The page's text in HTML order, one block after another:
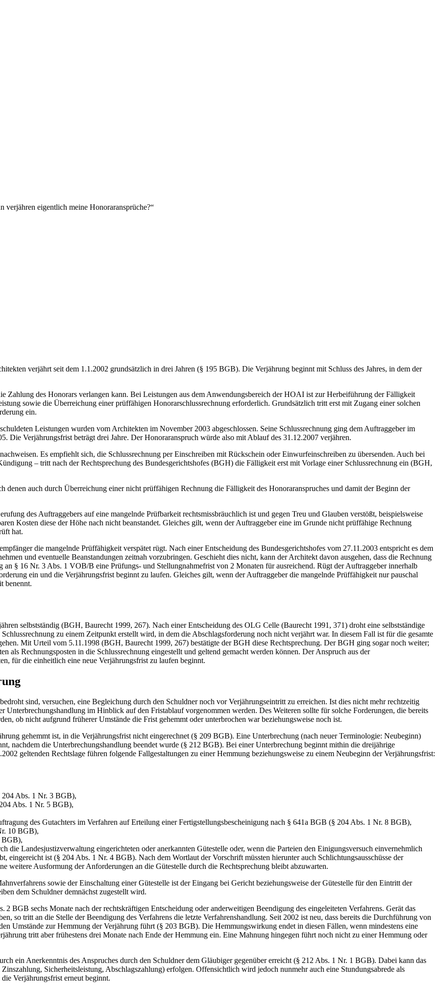
eigentlich meine Honoraransprüche?“
verjährt seit dem 1.1.2002 grundsätzlich in drei Jahren (§ 195 BGB). Die Verjährung beginnt mit Schluss des Jahres, in dem der
Zahlung des Honorars verlangen kann. Bei Leistungen aus dem Anwendungsbereich der HOAI ist zur Herbeiführung der Fälligkeit
sowie die Überreichung einer prüffähigen Honorarschlussrechnung erforderlich. Grundsätzlich tritt erst mit Zugang einer solchen
ein.
Leistungen wurden vom Architekten im November 2003 abgeschlossen. Seine Schlussrechnung ging dem Auftraggeber im
Die Verjährungsfrist beträgt drei Jahre. Der Honoraranspruch würde also mit Ablauf des 31.12.2007 verjähren.
Es empfiehlt sich, die Schlussrechnung per Einschreiben mit Rückschein oder Einwurfeinschreiben zu übersenden. Auch bei
– tritt nach der Rechtsprechung des Bundesgerichtshofes (BGH) die Fälligkeit erst mit Vorlage einer Schlussrechnung ein (BGH,
denen auch durch Überreichung einer nicht prüffähigen Rechnung die Fälligkeit des Honoraranspruches und damit der Beginn der
des Auftraggebers auf eine mangelnde Prüfbarkeit rechtsmissbräuchlich ist und gegen Treu und Glauben verstößt, beispielsweise
Kosten diese der Höhe nach nicht beanstandet. Gleiches gilt, wenn der Auftraggeber eine im Grunde nicht prüffähige Rechnung
hat.
die mangelnde Prüffähigkeit verspätet rügt. Nach einer Entscheidung des Bundesgerichtshofes vom 27.11.2003 entspricht es dem
und eventuelle Beanstandungen zeitnah vorzubringen. Geschieht dies nicht, kann der Architekt davon ausgehen, dass die Rechnung
§ 16 Nr. 3 Abs. 1 VOB/B eine Prüfungs- und Stellungnahmefrist von 2 Monaten für ausreichend. Rügt der Auftraggeber innerhalb
ein und die Verjährungsfrist beginnt zu laufen. Gleiches gilt, wenn der Auftraggeber die mangelnde Prüffähigkeit nur pauschal
benennt.
selbstständig (BGH, Baurecht 1999, 267). Nach einer Entscheidung des OLG Celle (Baurecht 1991, 371) droht eine selbstständige
zu einem Zeitpunkt erstellt wird, in dem die Abschlagsforderung noch nicht verjährt war. In diesem Fall ist für die gesamte
Mit Urteil vom 5.11.1998 (BGH, Baurecht 1999, 267) bestätigte der BGH diese Rechtsprechung. Der BGH ging sogar noch weiter;
als Rechnungsposten in die Schlussrechnung eingestellt und geltend gemacht werden können. Der Anspruch aus der
für die einheitlich eine neue Verjährungsfrist zu laufen beginnt.
sind, versuchen, eine Begleichung durch den Schuldner noch vor Verjährungseintritt zu erreichen. Ist dies nicht mehr rechtzeitig
im Hinblick auf den Fristablauf vorgenommen werden. Des Weiteren sollte für solche Forderungen, die bereits
ob nicht aufgrund früherer Umstände die Frist gehemmt oder unterbrochen war beziehungsweise noch ist.
gehemmt ist, in die Verjährungsfrist nicht eingerechnet (§ 209 BGB). Eine Unterbrechung (nach neuer Terminologie: Neubeginn)
nachdem die Unterbrechungshandlung beendet wurde (§ 212 BGB). Bei einer Unterbrechung beginnt mithin die dreijährige
geltenden Rechtslage führen folgende Fallgestaltungen zu einer Hemmung beziehungsweise zu einem Neubeginn der Verjährungsfrist:
204 Abs. 1 Nr. 3 BGB),
Abs. 1 Nr. 5 BGB),
des Gutachters im Verfahren auf Erteilung einer Fertigstellungsbescheinigung nach § 641a BGB (§ 204 Abs. 1 Nr. 8 BGB),
10 BGB),
BGB),
die Landesjustizverwaltung eingerichteten oder anerkannten Gütestelle oder, wenn die Parteien den Einigungsversuch einvernehmlich
eingereicht ist (§ 204 Abs. 1 Nr. 4 BGB). Nach dem Wortlaut der Vorschrift müssten hierunter auch Schlichtungsausschüsse der
weitere Ausformung der Anforderungen an die Gütestelle durch die Rechtsprechung bleibt abzuwarten.
sowie der Einschaltung einer Gütestelle ist der Eingang bei Gericht beziehungsweise der Güte­stelle für den Eintritt der
dem Schuldner demnächst zugestellt wird.
BGB sechs Monate nach der rechtskräftigen Entscheidung oder anderweitigen Beendigung des eingeleiteten Verfahrens. Gerät das
so tritt an die Stelle der Beendigung des Verfahrens die letzte Verfahrenshandlung. Seit 2002 ist neu, dass bereits die Durchführung von
Umstände zur Hemmung der Verjährung führt (§ 203 BGB). Die Hemmungswirkung endet in diesen Fällen, wenn mindestens eine
tritt aber frühestens drei Monate nach Ende der Hemmung ein. Eine Mahnung hingegen führt noch nicht zu einer Hemmung oder
ein Anerkenntnis des Anspruches durch den Schuldner dem Gläubiger gegenüber erreicht (§ 212 Abs. 1 Nr. 1 BGB). Dabei kann das
Sicherheitsleistung, Abschlagszahlung) erfolgen. Offensichtlich wird jedoch nunmehr auch eine Stundungsabrede als
Verjährungsfrist erneut beginnt.